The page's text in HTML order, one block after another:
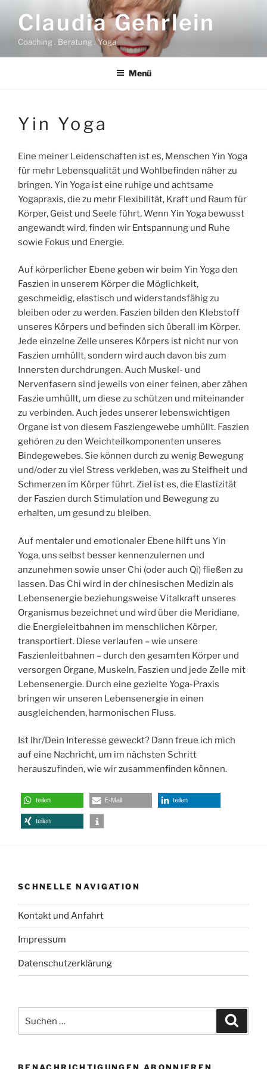
InhaltClaudia Gehrlein
Coaching . Beratung . Yoga
Menü
Yin Yoga
Eine meiner Leidenschaften ist es, Menschen Yin Yoga
für mehr Lebensqualität und Wohlbefinden näher zu
bringen. Yin Yoga ist eine ruhige und achtsame
Yogapraxis, die zu mehr Flexibilität, Kraft und Raum für
Körper, Geist und Seele führt. Wenn Yin Yoga bewusst
angewandt wird, finden wir Entspannung und Ruhe
sowie Fokus und Energie.
Auf körperlicher Ebene geben wir beim Yin Yoga den
Faszien in unserem Körper die Möglichkeit,
geschmeidig, elastisch und widerstandsfähig zu
bleiben oder zu werden. Faszien bilden den Klebstoff
unseres Körpers und befinden sich überall im Körper.
Jede einzelne Zelle unseres Körpers ist nicht nur von
Faszien umhüllt, sondern wird auch davon bis zum
Innersten durchdrungen. Auch Muskel- und
Nervenfasern sind jeweils von einer feinen, aber zähen
Faszie umhüllt, um diese zu schützen und miteinander
zu verbinden. Auch jedes unserer lebenswichtigen
Organe ist von diesem Fasziengewebe umhüllt. Faszien
gehören zu den Weichteilkomponenten unseres
Bindegewebes. Sie können durch zu wenig Bewegung
und/oder zu viel Stress verkleben, was zu Steifheit und
Schmerzen im Körper führt. Ziel ist es, die Elastizität
der Faszien durch Stimulation und Bewegung zu
erhalten, um gesund zu bleiben.
Auf mentaler und emotionaler Ebene hilft uns Yin
Yoga, uns selbst besser kennenzulernen und
anzunehmen sowie unser Chi (oder auch Qi) fließen zu
lassen. Das Chi wird in der chinesischen Medizin als
Lebensenergie beziehungsweise Vitalkraft unseres
Organismus bezeichnet und wird über die Meridiane,
die Energieleitbahnen im menschlichen Körper,
transportiert. Diese verlaufen – wie unsere
Faszienleitbahnen – durch den gesamten Körper und
versorgen Organe, Muskeln, Faszien und jede Zelle mit
Lebensenergie. Durch eine gezielte Yoga-Praxis
bringen wir unseren Lebensenergie in einen
ausgleichenden, harmonischen Fluss.
Ist Ihr/Dein Interesse geweckt? Dann freue ich mich
auf eine Nachricht, um im nächsten Schritt
herauszufinden, wie wir zusammenfinden können.
teilen E-Mail teilen
teilen
SCHNELLE NAVIGATION
Kontakt und Anfahrt
Impressum
Datenschutzerklärung
nach: